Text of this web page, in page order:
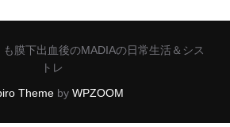
膜下出血後のMADIAの日常生活＆シス
トレ
Theme by WPZOOM